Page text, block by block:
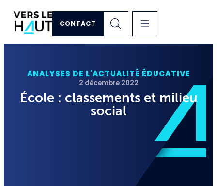
CONTACT
ANALYSES DE L'ACTUALITÉ ÉDUCATIVE
2 décembre 2022
École : classements et milieu
social